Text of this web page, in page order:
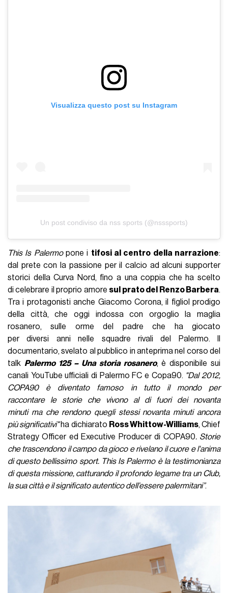
Visualizza questo post su Instagram
Un post condiviso da nss sports (@nsssports)
This Is Palermopone i tifosi al centro della narrazione:
dal prete con la passione per il calcio ad alcuni supporter
storici della Curva Nord, fino a una coppia che ha scelto
di celebrare il proprio amore sul prato del Renzo Barbera.
Tra i protagonisti anche Giacomo Corona, il figliol prodigo
della città, che oggi indossa con orgoglio la maglia
rosanero, sulle orme del padre che ha giocato
per diversi anni nelle squadre rivali del Palermo. Il
documentario, svelato al pubblico in anteprima nel corso del
talk Palermo 125 – Una storia rosanero, è disponibile sui
canali YouTube ufficiali di Palermo FC e Copa90. "Dal 2012,
COPA90 è diventato famoso in tutto il mondo per
raccontare le storie che vivono al di fuori dei novanta
minuti ma che rendono quegli stessi novanta minuti ancora
più significativi"ha dichiarato Ross Whittow-Williams, Chief
Strategy Officer ed Executive Producer di COPA90. Storie
che trascendono il campo da gioco e rivelano il cuore e l'anima
di questo bellissimo sport. This Is Palermo è la testimonianza
di questa missione, catturando il profondo legame tra un Club,
la sua città e il significato autentico dell’essere palermitani”.